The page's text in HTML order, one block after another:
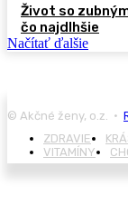
Život so
čo najdlhšie
Načítať ďalšie
© Akčné ženy, o.z. •
ZDRAVIE
VITAMÍNY